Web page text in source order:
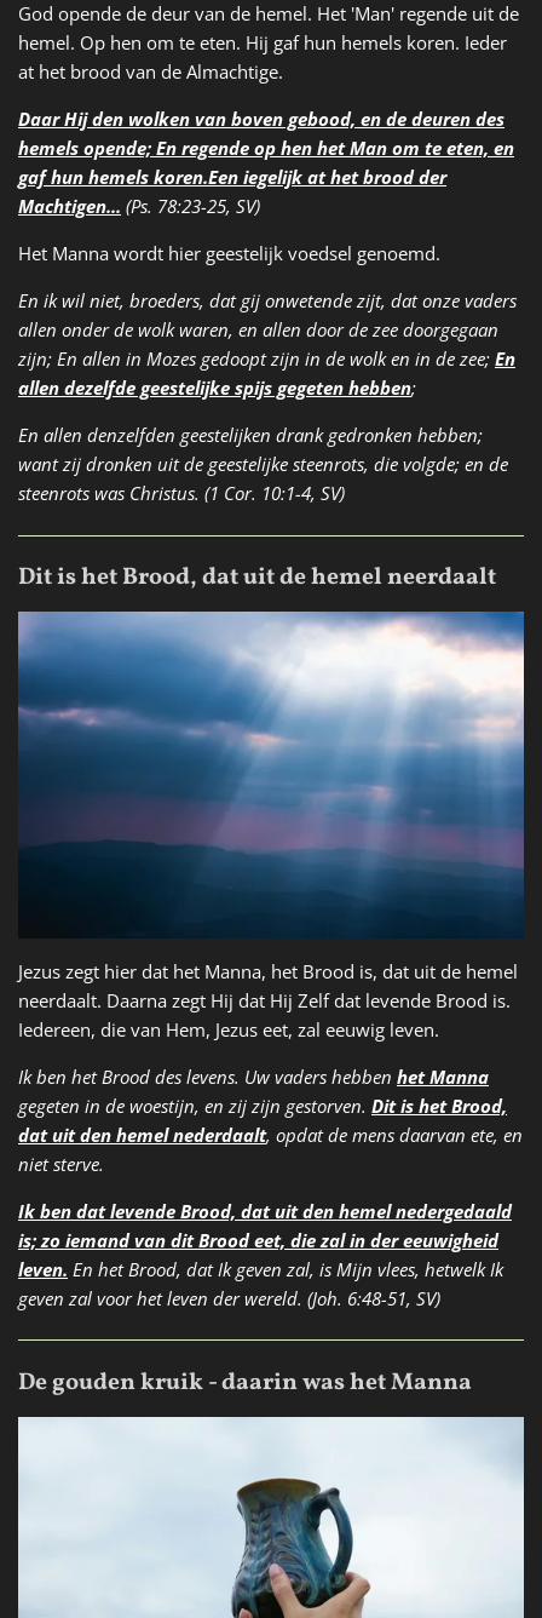
God opende de deur van de hemel. Het 'Man' regende uit de
hemel. Op hen om te eten. Hij gaf hun hemels koren. Ieder
at het brood van de Almachtige.
Daar Hij den wolken van boven gebood, en de deuren des
hemels opende; En regende op hen het Man om te eten, en
gaf hun hemels koren.Een iegelijk at het brood der
Machtigen... (Ps. 78:23-25, SV)
Het Manna wordt hier geestelijk voedsel genoemd.
En ik wil niet, broeders, dat gij onwetende zijt, dat onze vaders
allen onder de wolk waren, en allen door de zee doorgegaan
zijn; En allen in Mozes gedoopt zijn in de wolk en in de zee; En
allen dezelfde geestelijke spijs gegeten hebben;
En allen denzelfden geestelijken drank gedronken hebben;
want zij dronken uit de geestelijke steenrots, die volgde; en de
steenrots was Christus. (1 Cor. 10:1-4, SV)
Dit is het Brood, dat uit de hemel neerdaalt
Jezus zegt hier dat het Manna, het Brood is, dat uit de hemel
neerdaalt. Daarna zegt Hij dat Hij Zelf dat levende Brood is.
Iedereen, die van Hem, Jezus eet, zal eeuwig leven.
Ik ben het Brood des levens. Uw vaders hebben het Manna
gegeten in de woestijn, en zij zijn gestorven. Dit is het Brood,
dat uit den hemel nederdaalt, opdat de mens daarvan ete, en
niet sterve.
Ik ben dat levende Brood, dat uit den hemel nedergedaald
is; zo iemand van dit Brood eet, die zal in der eeuwigheid
leven. En het Brood, dat Ik geven zal, is Mijn vlees, hetwelk Ik
geven zal voor het leven der wereld. (Joh. 6:48-51, SV)
De gouden kruik - daarin was het Manna